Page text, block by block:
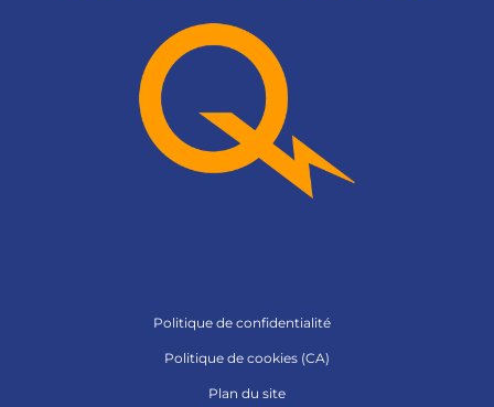
Politique de confidentialité
Politique de cookies (CA)
Plan du site